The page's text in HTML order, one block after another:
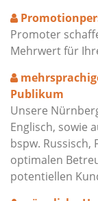
Promoter
Mehrwert für
Publikum
Unsere
Englisch, sowie
bspw. Russisch,
optimalen
potentiellen